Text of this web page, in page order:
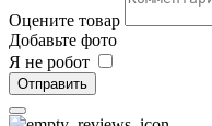
Оцените товар
Добавьте фото
Я не робот
Отправить